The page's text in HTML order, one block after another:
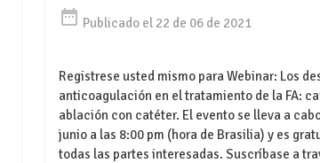
date_range Publicado el 22 de 06 de 2021
Registrese usted mismo para Webinar: Los
anticoagulación en el tratamiento de la FA:
ablación con catéter. El evento se lleva a
junio a las 8:00 pm (hora de Brasilia) y es
todas las partes interesadas. Suscríbase a